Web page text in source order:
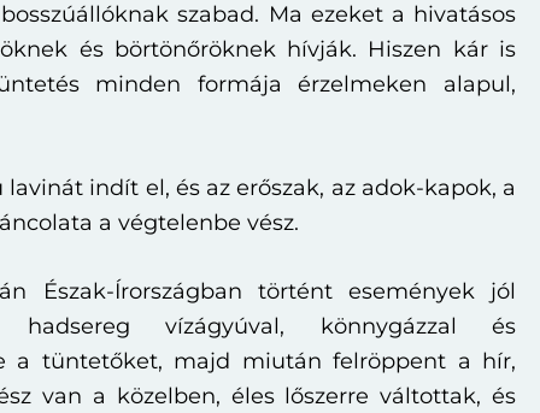
szabad. Ma ezeket a hivatásos
és börtönőröknek hívják. Hiszen kár is
minden formája érzelmeken alapul,
lavinát indít el, és az erőszak, az adok-kapok, a
a végtelenbe vész.
Észak-Írországban történt események jól
vízágyúval, könnygázzal és
a tüntetőket, majd miután felröppent a hír,
van a közelben, éles lőszerre váltottak, és